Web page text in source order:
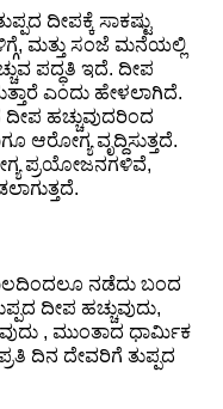
ದೀಪಕ್ಕೆ ಸಾಕಷ್ಟು
ಮತ್ತು ಸಂಜೆ ಮನೆಯಲ್ಲಿ
ಪದ್ಧತಿ ಇದೆ. ದೀಪ
ಎಂದು ಹೇಳಲಾಗಿದೆ.
ಹಚ್ಚುವುದರಿಂದ
ಆರೋಗ್ಯ ವೃದ್ದಿಸುತ್ತದೆ.
ಪ್ರಯೋಜನಗಳಿವೆ,
ನಡೆದು ಬಂದ
ದೀಪ ಹಚ್ಚುವುದು,
, ಮುಂತಾದ ಧಾರ್ಮಿಕ
ದಿನ ದೇವರಿಗೆ ತುಪ್ಪದ